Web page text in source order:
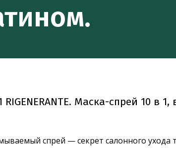
1 RIGENERANTE. Маска-спрей
спрей — секрет салонного